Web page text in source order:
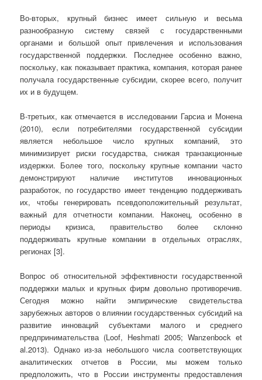
Во-вторых, крупный бизнес имеет сильную и весьма
разнообразную систему связей с государственными
органами и большой опыт привлечения и использования
государственной поддержки. Последнее особенно важно,
поскольку, как показывает практика, компания, которая ранее
получала государственные субсидии, скорее всего, получит
их и в будущем.
В-третьих, как отмечается в исследовании Гарсиа и Монена
(2010), если потребителями государственной субсидии
является небольшое число крупных компаний, это
минимизирует риски государства, снижая транзакционные
издержки. Более того, поскольку крупные компании часто
демонстрируют наличие институтов инновационных
разработок, nо государство имеет тенденцию поддерживать
их, чтобы генерировать псевдоположительный результат,
важный для отчетности компании. Наконец, особенно в
периоды кризиса, правительство более склонно
поддерживать крупные компании в отдельных отраслях,
регионах [3].
Вопрос об относительной эффективности государственной
поддержки малых и крупных фирм довольно противоречив.
Сегодня можно найти эмпирические свидетельства
зарубежных авторов о влиянии государственных субсидий на
развитие инноваций субъектами малого и среднего
предпринимательства (Loof, Heshmati 2005; Wanzenbock et
al.2013). Однако из-за небольшого числа соответствующих
аналитических отчетов в России, мы можем только
предположить, что в России инструменты предоставления